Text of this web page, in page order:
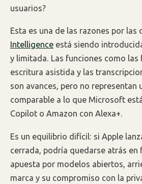
usuarios?
Esta es una de las razones por las
Intelligence está siendo
y limitada. Las funciones como las
escritura asistida y las
son avances, pero no representan
comparable a lo que Microsoft
Copilot o Amazon con Alexa+.
Es un equilibrio difícil: si Apple
cerrada, podría quedarse atrás en
apuesta por modelos abiertos,
marca y su compromiso con la